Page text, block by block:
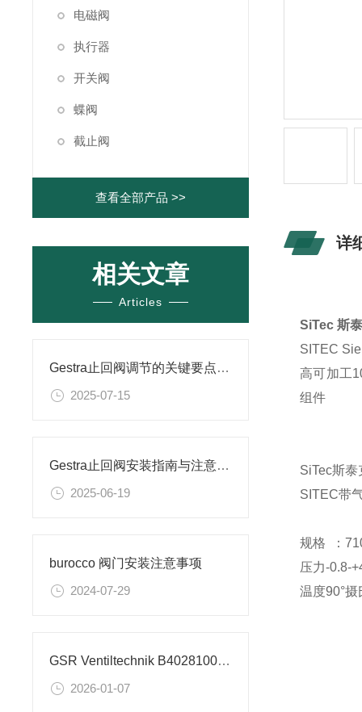
电磁阀
执行器
开关阀
蝶阀
截止阀
查看全部产品 >>
相关文章
Articles
Gestra止回阀调节的关键要点与操作指南
2025-07-15
Gestra止回阀安装指南与注意事项详解
2025-06-19
burocco 阀门安装注意事项
2024-07-29
GSR Ventiltechnik B40281002.032X 截止阀的技术参数
2026-01-07
详
SiTec 斯
SITEC
高可加工
组件
SiTec斯
SITEC带
规格 ：
压力-0.8-
温度90°摄